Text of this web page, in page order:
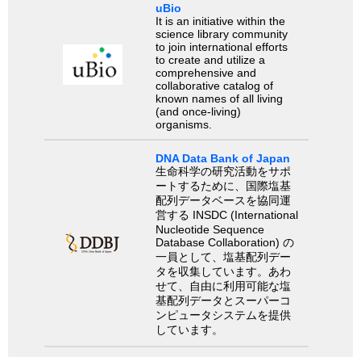
uBio
It is an initiative within the
science library community
to join international efforts
to create and utilize a
comprehensive and
collaborative catalog of
known names of all living
(and once-living)
organisms.
DNA Data Bank of Japan
生命科学の研究活動をサポ
ートするために、国際塩基
配列データベースを協同運
営する INSDC (International
Nucleotide Sequence
Database Collaboration) の
一員として、塩基配列デー
タを収集しています。あわ
せて、自由に利用可能な塩
基配列データとスーパーコ
ンピュータシステムを提供
しています。